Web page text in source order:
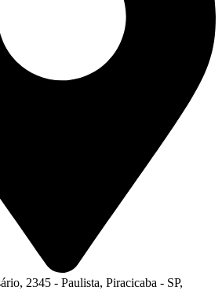
2345 - Paulista, Piracicaba - SP,